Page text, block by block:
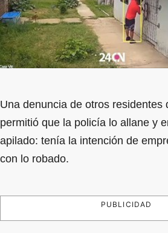
Una denuncia de otros residentes
permitió que la policía lo allane y
apilado: tenía la intención de
con lo robado.
PUBLICIDAD